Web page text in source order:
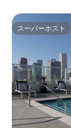
スーパーホスト
スーパーホスト